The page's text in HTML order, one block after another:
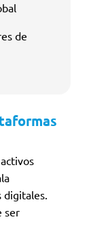
de
digitales.
ser